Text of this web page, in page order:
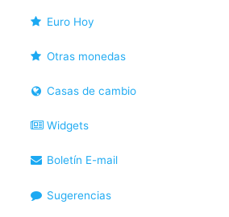
Euro Hoy
Otras monedas
Casas de cambio
Widgets
Boletín E-mail
Sugerencias